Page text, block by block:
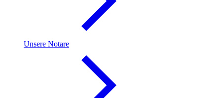
Unsere Notare